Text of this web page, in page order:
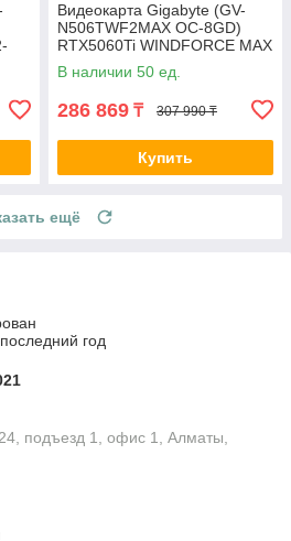
Видеокарта Gigabyte (GV-
N506TWF2MAX OC-8GD)
RTX5060Ti WINDFORCE MAX
OC 8G 2-036003-TOP
В наличии 50 ед.
286 869 ₸ 307 990 ₸
Купить
ещё
год
подъезд 1, офис 1, Алматы,